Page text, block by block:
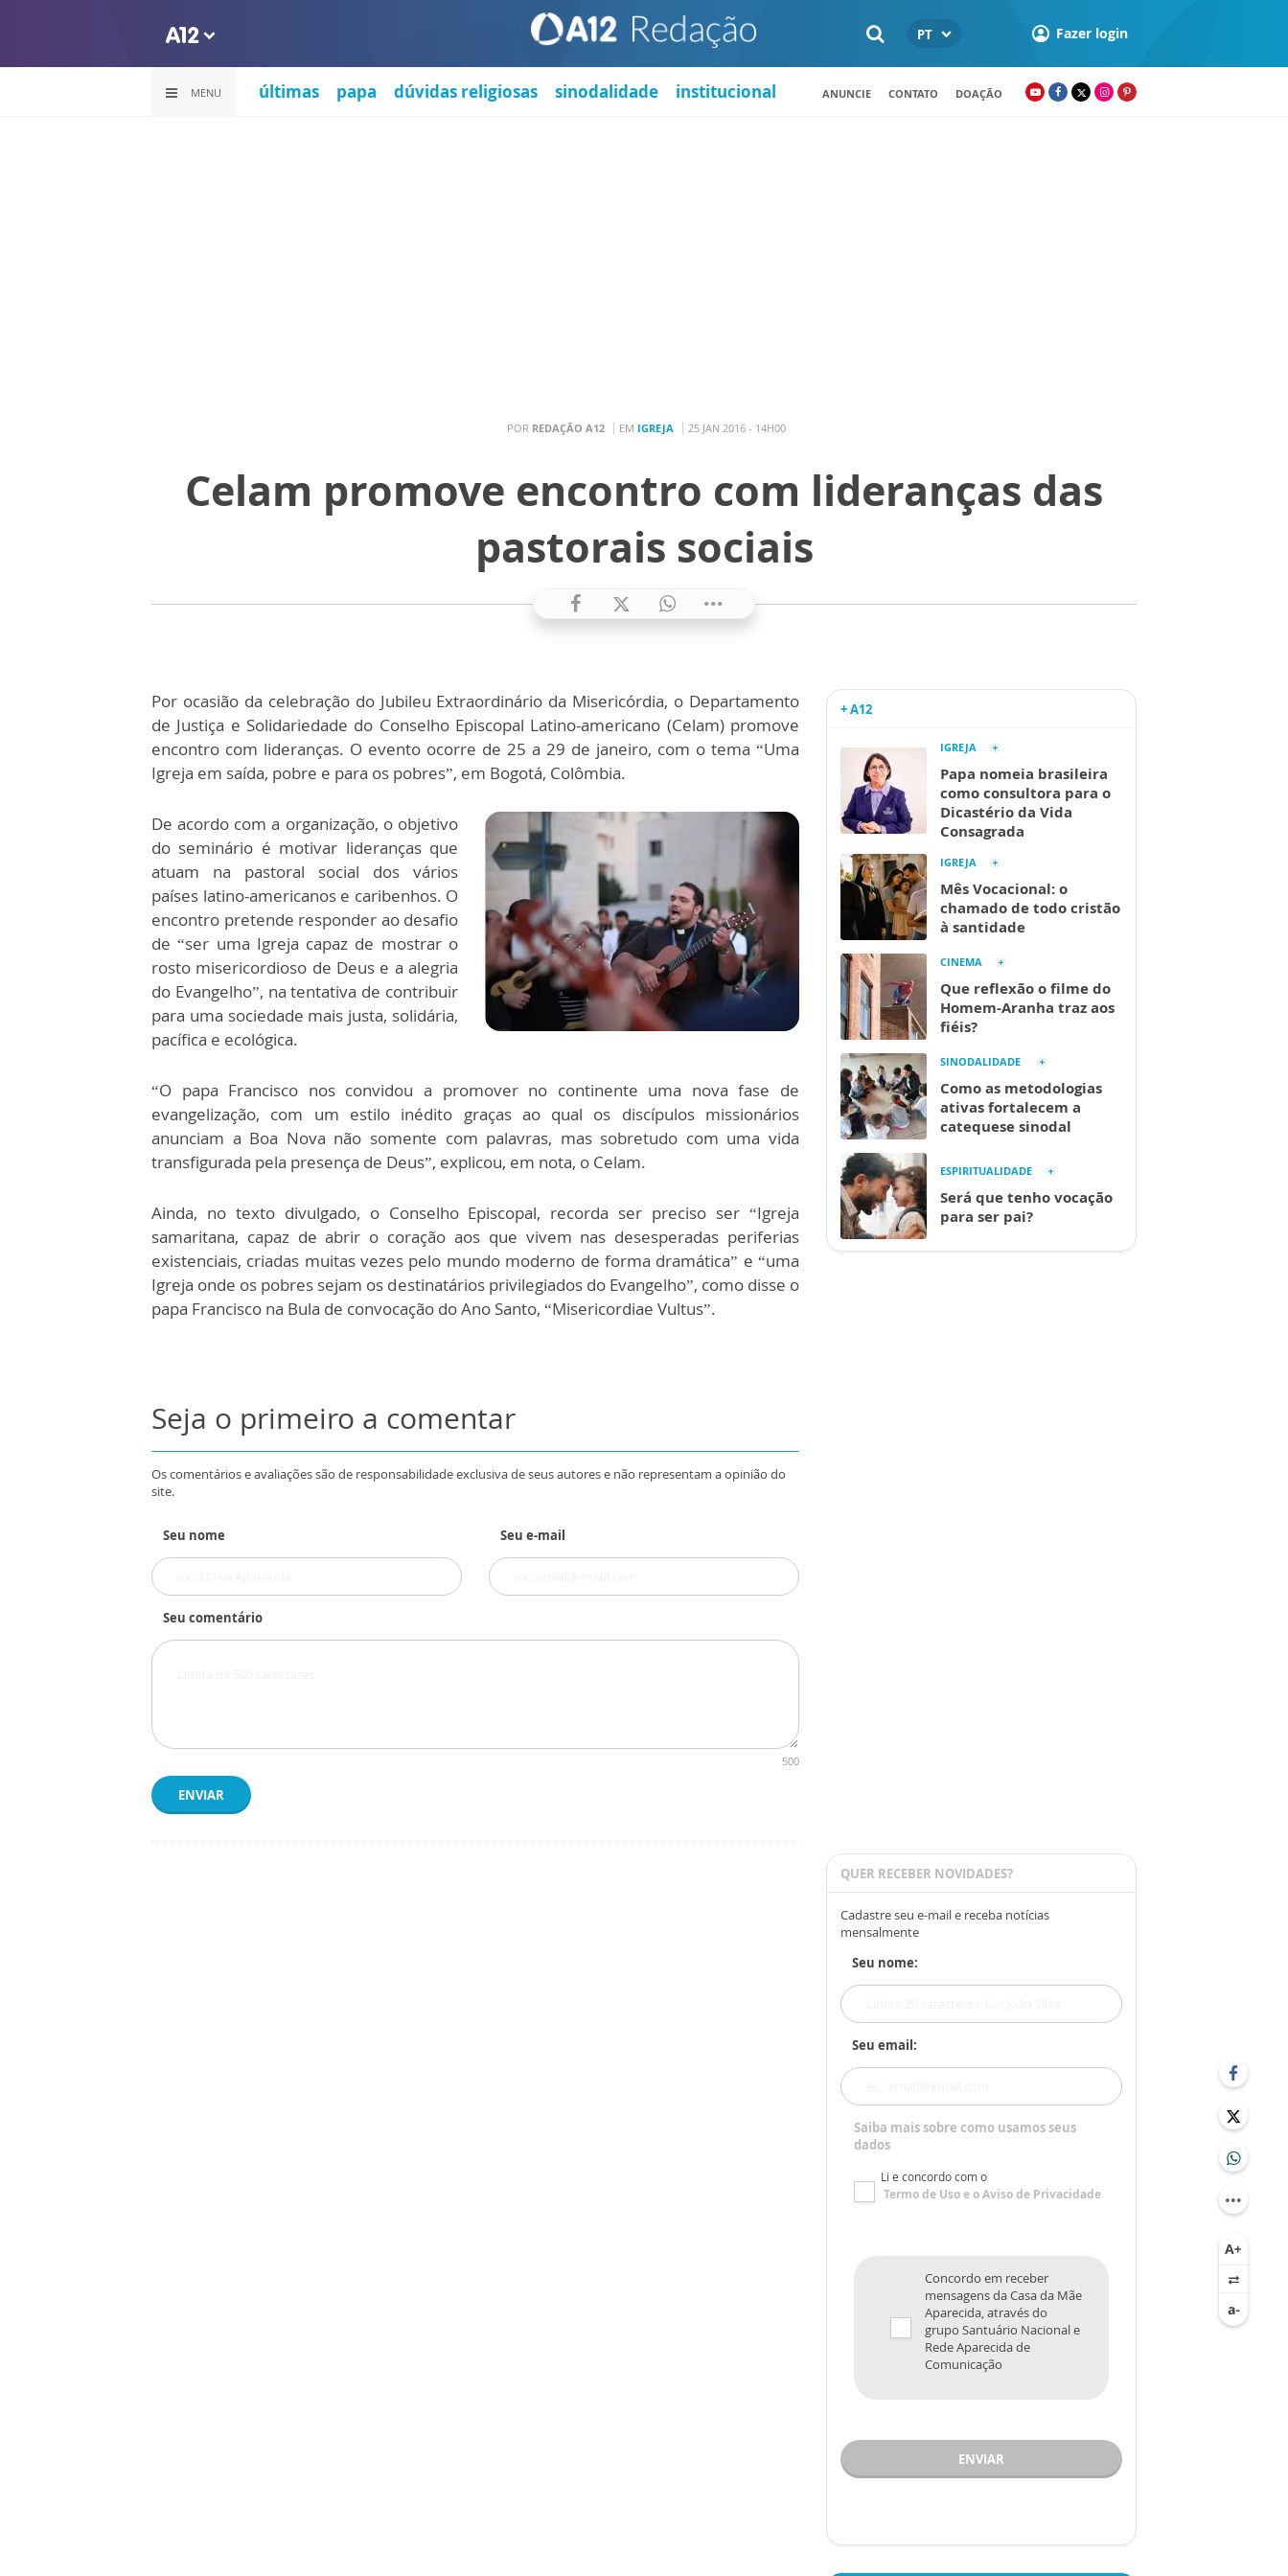
PT Fazer login
MENU últimas papa dúvidas religiosas sinodalidade institucional ANUNCIE CONTATO DOAÇÃO
POR REDAÇÃO A12 EM IGREJA 25 JAN 2016 - 14H00
Celam promove encontro com lideranças das
pastorais sociais
Por ocasião da celebração do Jubileu Extraordinário da Misericórdia, o Departamento
de Justiça e Solidariedade do Conselho Episcopal Latino-americano (Celam) promove
encontro com lideranças. O evento ocorre de 25 a 29 de janeiro, com o tema “Uma
Igreja em saída, pobre e para os pobres”, em Bogotá, Colômbia.
De acordo com a organização, o objetivo
do seminário é motivar lideranças que
atuam na pastoral social dos vários
países latino-americanos e caribenhos. O
encontro pretende responder ao desafio
de “ser uma Igreja capaz de mostrar o
rosto misericordioso de Deus e a alegria
do Evangelho”, na tentativa de contribuir
para uma sociedade mais justa, solidária,
pacífica e ecológica.
“O papa Francisco nos convidou a promover no continente uma nova fase de
evangelização, com um estilo inédito graças ao qual os discípulos missionários
anunciam a Boa Nova não somente com palavras, mas sobretudo com uma vida
transfigurada pela presença de Deus”, explicou, em nota, o Celam.
Ainda, no texto divulgado, o Conselho Episcopal, recorda ser preciso ser “Igreja
samaritana, capaz de abrir o coração aos que vivem nas desesperadas periferias
existenciais, criadas muitas vezes pelo mundo moderno de forma dramática” e “uma
Igreja onde os pobres sejam os destinatários privilegiados do Evangelho”, como disse o
papa Francisco na Bula de convocação do Ano Santo, “Misericordiae Vultus”.
Seja o primeiro a comentar
Os comentários e avaliações são de responsabilidade exclusiva de seus autores e não representam a opinião do
site.
Seu nome Seu e-mail
Seu comentário
500
ENVIAR
+ A12
IGREJA
Papa nomeia brasileira
como consultora para o
Dicastério da Vida
Consagrada
IGREJA
Mês Vocacional: o
chamado de todo cristão
à santidade
CINEMA
Que reflexão o filme do
Homem-Aranha traz aos
fiéis?
SINODALIDADE
Como as metodologias
ativas fortalecem a
catequese sinodal
ESPIRITUALIDADE
Será que tenho vocação
para ser pai?
QUER RECEBER NOVIDADES?
Cadastre seu e-mail e receba notícias
mensalmente
Seu nome:
Seu email:
Saiba mais sobre como usamos seus
dados
Li e concordo com o
Termo de Usoe oAviso de Privacidade
Concordo em receber
mensagens da Casa da Mãe
Aparecida, através do
grupo Santuário Nacional e
Rede Aparecida de
Comunicação
ENVIAR